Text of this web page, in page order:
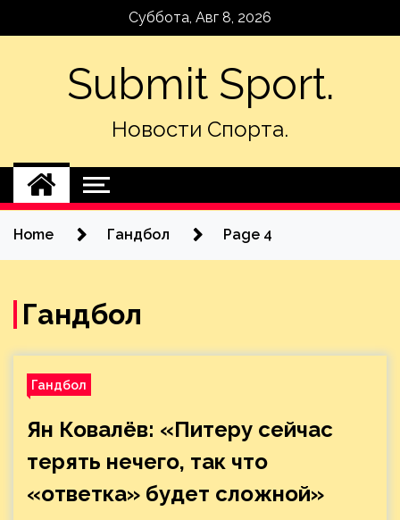
Суббота, Авг 8, 2026
Submit Sport.
Новости Спорта.
Home Гандбол Page 4
Гандбол
Гандбол
Ян Ковалёв: «Питеру сейчас
терять нечего, так что
«ответка» будет сложной»